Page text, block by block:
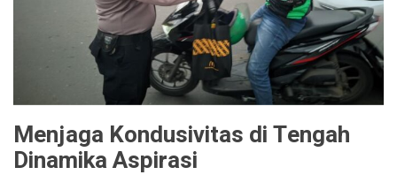
Menjaga Kondusivitas di Tengah
Dinamika Aspirasi